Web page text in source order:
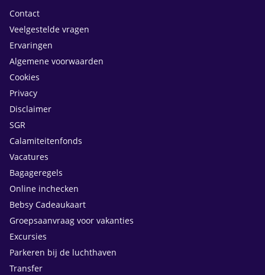
Contact
Veelgestelde vragen
Ervaringen
Algemene voorwaarden
Cookies
Privacy
Disclaimer
SGR
Calamiteitenfonds
Vacatures
Bagageregels
Online inchecken
Bebsy Cadeaukaart
Groepsaanvraag voor vakanties
Excursies
Parkeren bij de luchthaven
Transfer